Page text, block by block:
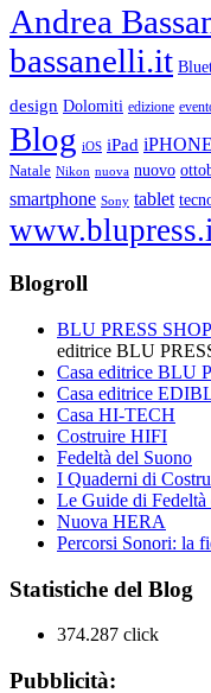
Andrea
bassanelli.it
design Dolomiti edizione
Blog iOS iPad iPHONE
Natale Nikon nuova nuovo
smartphone Sony tablet
Blogroll
BLU PRESS SHOP
editrice BLU
Casa editrice BLU
Casa editrice
Casa HI-TECH
Costruire HIFI
Fedeltà del Suono
I Quaderni di
Le Guide di Fedeltà
Nuova HERA
Percorsi Sonori: la
Statistiche del Blog
374.287 click
Pubblicità: